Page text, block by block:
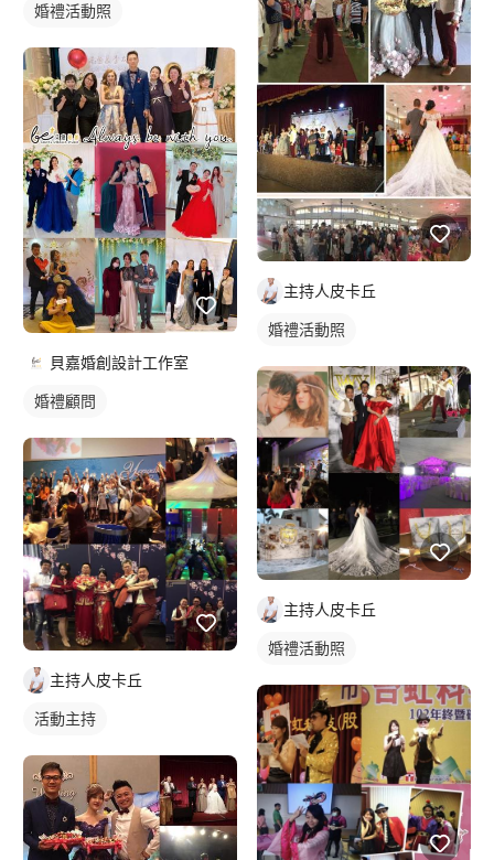
婚禮活動照
貝嘉婚創設計工作室
婚禮顧問
主持人皮卡丘
活動主持
主持人皮卡丘
婚禮活動照
主持人皮卡丘
婚禮活動照